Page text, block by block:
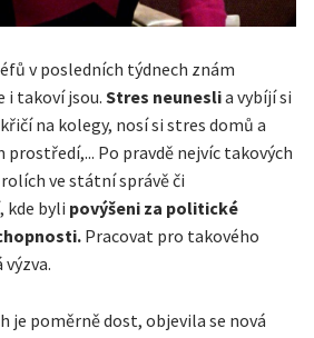
v posledních týdnech znám
i takoví jsou. Stres neuneslia vybíjí si
na kolegy, nosí si stres domů a
Po pravdě nejvíc takových
ve státní správě či
byli povýšeni za politické
Pracovat pro takového
je poměrně dost, objevila se nová